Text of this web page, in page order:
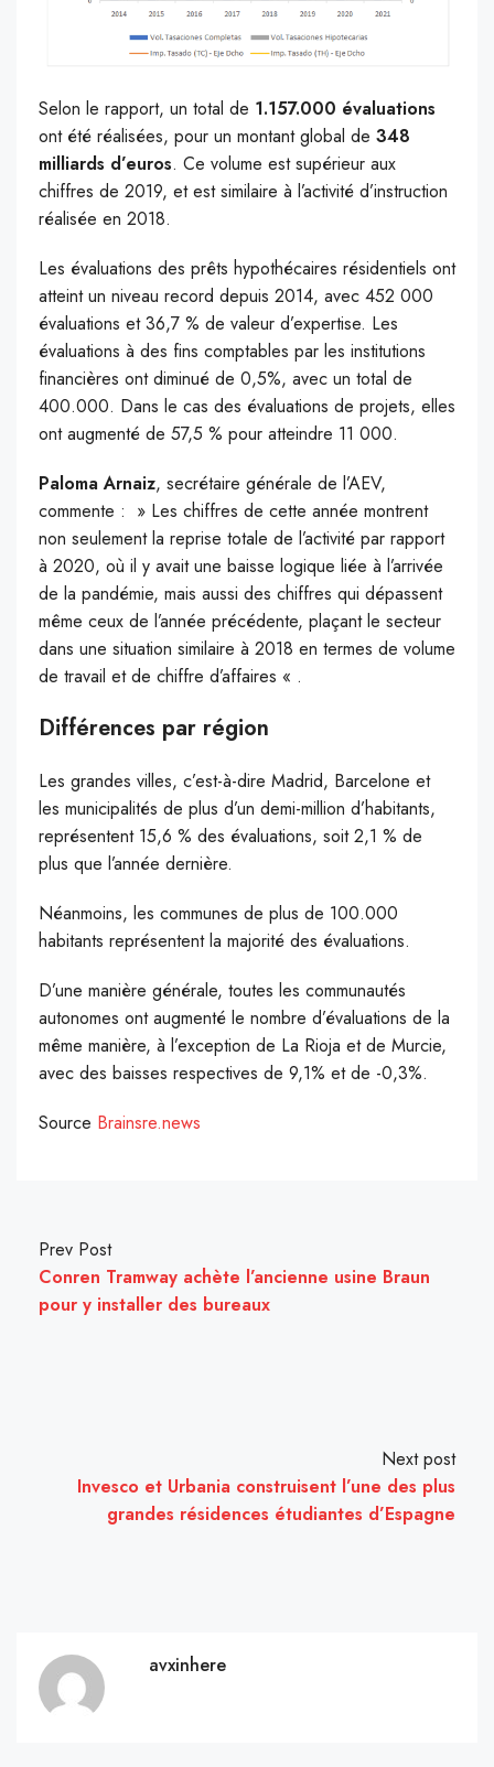
Selon le rapport, un total de 1.157.000 évaluations
ont été réalisées, pour un montant global de 348
milliards d’euros. Ce volume est supérieur aux
chiffres de 2019, et est similaire à l’activité d’instruction
réalisée en 2018.
Les évaluations des prêts hypothécaires résidentiels ont
atteint un niveau record depuis 2014, avec 452 000
évaluations et 36,7 % de valeur d’expertise. Les
évaluations à des fins comptables par les institutions
financières ont diminué de 0,5%, avec un total de
400.000. Dans le cas des évaluations de projets, elles
ont augmenté de 57,5 % pour atteindre 11 000.
Paloma Arnaiz, secrétaire générale de l’AEV,
commente : » Les chiffres de cette année montrent
non seulement la reprise totale de l’activité par rapport
à 2020, où il y avait une baisse logique liée à l’arrivée
de la pandémie, mais aussi des chiffres qui dépassent
même ceux de l’année précédente, plaçant le secteur
dans une situation similaire à 2018 en termes de volume
de travail et de chiffre d’affaires « .
Différences par région
Les grandes villes, c’est-à-dire Madrid, Barcelone et
les municipalités de plus d’un demi-million d’habitants,
représentent 15,6 % des évaluations, soit 2,1 % de
plus que l’année dernière.
Néanmoins, les communes de plus de 100.000
habitants représentent la majorité des évaluations.
D’une manière générale, toutes les communautés
autonomes ont augmenté le nombre d’évaluations de la
même manière, à l’exception de La Rioja et de Murcie,
avec des baisses respectives de 9,1% et de -0,3%.
Source Brainsre.news
Prev Post
Conren Tramway achète l’ancienne usine Braun
pour y installer des bureaux
Next post
Invesco et Urbania construisent l’une des plus
grandes résidences étudiantes d’Espagne
avxinhere